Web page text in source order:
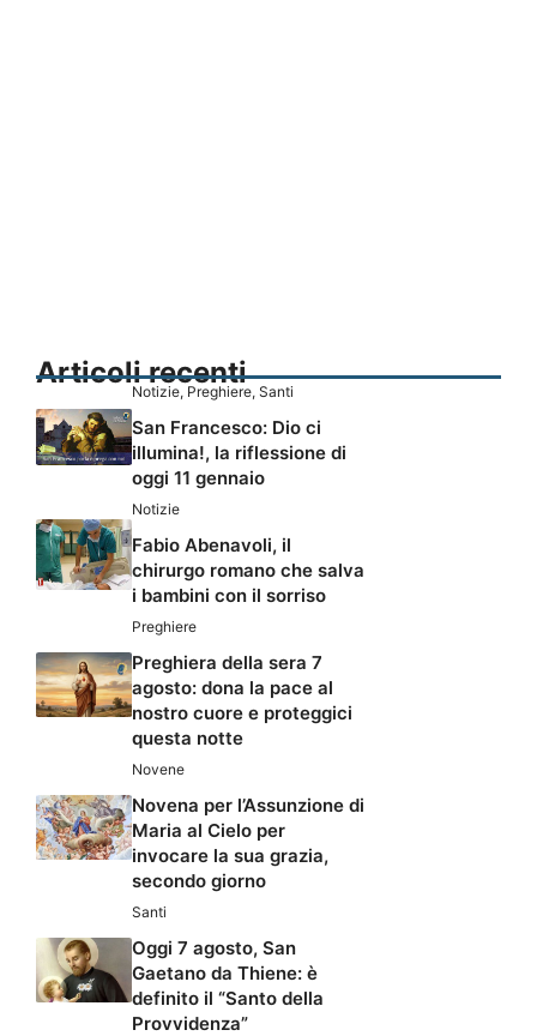
Articoli recenti
Notizie, Preghiere, Santi
San Francesco: Dio ci
illumina!, la riflessione di
oggi 11 gennaio
Notizie
Fabio Abenavoli, il
chirurgo romano che salva
i bambini con il sorriso
Preghiere
Preghiera della sera 7
agosto: dona la pace al
nostro cuore e proteggici
questa notte
Novene
Novena per l’Assunzione di
Maria al Cielo per
invocare la sua grazia,
secondo giorno
Santi
Oggi 7 agosto, San
Gaetano da Thiene: è
definito il “Santo della
Provvidenza”